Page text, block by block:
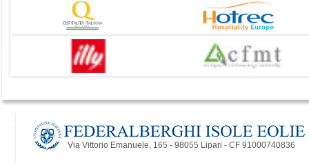
Via Vittorio Emanuele, 165 - 98055 Lipari - CF 91000740836